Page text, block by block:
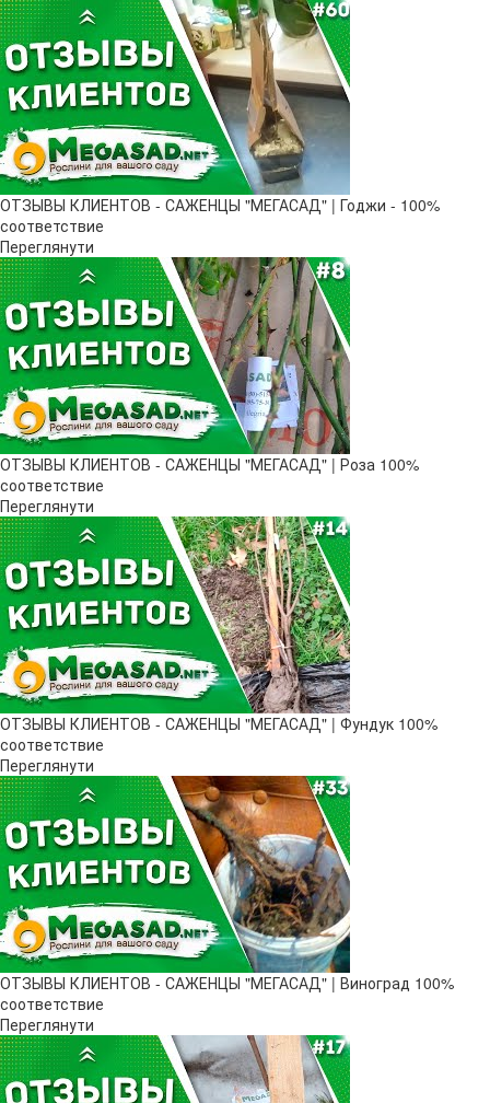
ОТЗЫВЫ КЛИЕНТОВ - САЖЕНЦЫ "МЕГАСАД" | Годжи - 100%
соответствие
Переглянути
ОТЗЫВЫ КЛИЕНТОВ - САЖЕНЦЫ "МЕГАСАД" | Роза 100%
соответствие
Переглянути
ОТЗЫВЫ КЛИЕНТОВ - САЖЕНЦЫ "МЕГАСАД" | Фундук 100%
соответствие
Переглянути
ОТЗЫВЫ КЛИЕНТОВ - САЖЕНЦЫ "МЕГАСАД" | Виноград 100%
соответствие
Переглянути